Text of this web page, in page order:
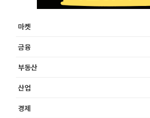
마켓
금융
부동산
산업
경제